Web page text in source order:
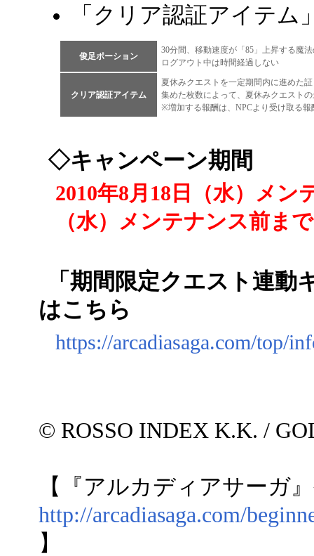
「クリア認証アイテム
俊足ポーション
30分間、移動速度が「85」上昇する魔
ログアウト中は時間経過しない
クリア認証アイテム
夏休みクエストを一定期間内に進めた証
集めた枚数によって、夏休みクエスト
※増加する報酬は、NPCより受け取る報
◇キャンペーン期間
2010年8月18日（水）メン
（水）メンテナンス前まで
「期間限定クエスト連
はこちら
https://arcadiasaga.com/top/
© ROSSO INDEX K.K. /
【『アルカディアサーガ
http://arcadiasaga.com/
】